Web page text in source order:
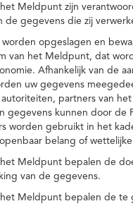
Meldpunt zijn
de gegevens die zij
opgeslagen en
van het Meldpunt, dat
Afhankelijk van de
uw gegevens
partners van
gegevens kunnen door de
worden gebruikt in het
belang of
het Meldpunt bepalen de
van de gegevens.
het Meldpunt bepalen de te